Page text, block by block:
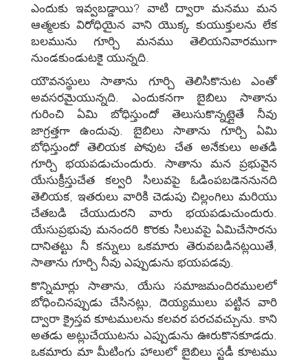
ఎందుకు ఇవ్వబడ్డాయి? వాటి ద్వారా మనము మన
ఆత్మలకు విరోధియైన వాని యొక్క కుయుక్తులను లేక
బలమును గూర్చి మనము తెలియనివారముగా
నుండకుండుటకై యున్నది.
యౌవనస్థులు సాతాను గూర్చి తెలిసికొనుట ఎంతో
అవసరమైయున్నది. ఎందుకనగా బైబిలు సాతాను
గురించి ఏమి బోధిస్తుందో తెలుసుకొన్నట్లైతే నీవు
జాగ్రత్తగా ఉందువు. బైబిలు సాతాను గూర్చి ఏమి
బోధిస్తుందో తెలియక పోవుట చేత అనేకులు అతడి
గూర్చి భయపడుచుందురు. సాతాను మన ప్రభువైన
యేసుక్రీస్తుచేత కల్వరి సిలువపై ఓడింపబడెననునది
తెలియక, ఇతరులు వారికి చెడుపు చిల్లంగిలు మరియు
చేతబడి చేయుదురని వారు భయపడుచుందురు.
యేసుప్రభువు మనందరి కొరకు సిలువపై ఏమిచేసారను
దానితట్టు నీ కన్నులు ఒకమారు తెరువబడినట్లయితే,
సాతాను గూర్చి నీవు ఎప్పుడును భయపడవు.
కొన్నిమార్లు సాతాను, యేసు సమాజమందిరములలో
బోధించినప్పుడు చేసినట్లు, దెయ్యములు పట్టిన వారి
ద్వారా క్రైస్తవ కూటములను కలవర పరచవచ్చును. కాని
అతడు అట్లుచేయుటను ఎప్పుడును ఊరుకొనకూడదు.
ఒకమారు మా మీటింగు హాలులో బైబిలు స్టడీ కూటము